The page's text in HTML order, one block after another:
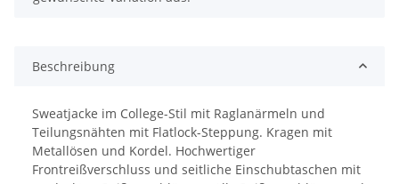
Beschreibung
Sweatjacke im College-Stil mit Raglanärmeln und
Teilungsnähten mit Flatlock-Steppung. Kragen mit
Metallösen und Kordel. Hochwertiger
Frontreißverschluss und seitliche Einschubtaschen mit